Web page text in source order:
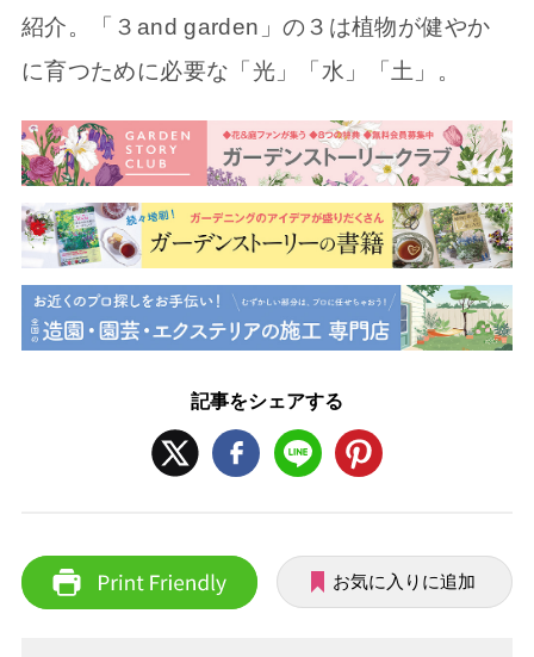
紹介。「３and garden」の３は植物が健やか
に育つために必要な「光」「水」「土」。
記事をシェアする
お気に入りに追加